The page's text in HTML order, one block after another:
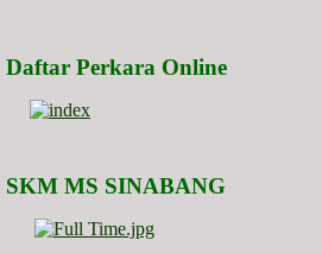
Daftar Perkara Online
SKM MS SINABANG